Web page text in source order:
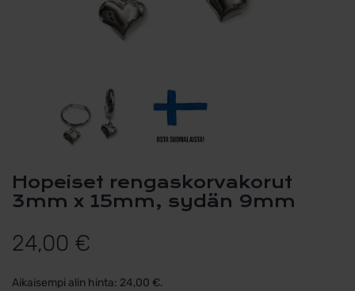
Hopeiset rengaskorvakorut
3mm x 15mm, sydän 9mm
24,00 €
Aikaisempi alin hinta: 24,00 €.